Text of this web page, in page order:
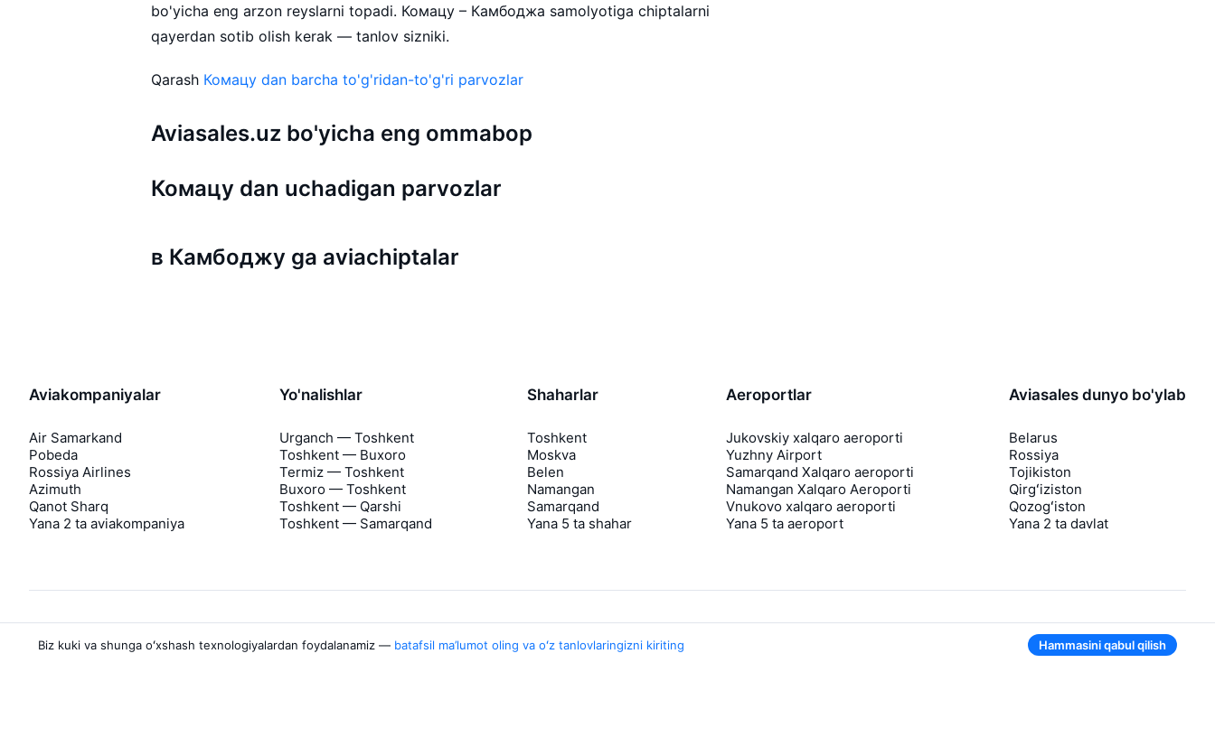
bo'yicha eng arzon reyslarni topadi. Комацу – Камбоджа samolyotiga chiptalarni
qayerdan sotib olish kerak — tanlov sizniki.
Qarash Комацу dan barcha to'g'ridan-to'g'ri parvozlar
Aviasales.uz bo'yicha eng ommabop
Комацу dan uchadigan parvozlar
в Камбоджу ga aviachiptalar
Aviakompaniyalar
Air Samarkand
Pobeda
Rossiya Airlines
Azimuth
Qanot Sharq
Yana 2 ta aviakompaniya
Yo'nalishlar
Urganch — Toshkent
Toshkent — Buxoro
Termiz — Toshkent
Buxoro — Toshkent
Toshkent — Qarshi
Toshkent — Samarqand
Shaharlar
Toshkent
Moskva
Belen
Namangan
Samarqand
Yana 5 ta shahar
Aeroportlar
Jukovskiy xalqaro aeroporti
Yuzhny Airport
Samarqand Xalqaro aeroporti
Namangan Xalqaro Aeroporti
Vnukovo xalqaro aeroporti
Yana 5 ta aeroport
Aviasales dunyo bo'ylab
Belarus
Rossiya
Tojikiston
Qirgʻiziston
Qozogʻiston
Yana 2 ta davlat
Aviasales haqida
Biz kuki va shunga oʻxshash texnologiyalardan foydalanamiz — batafsil ma’lumot oling va oʻz tanlovlaringizni kiriting Hammasini qabul qilish